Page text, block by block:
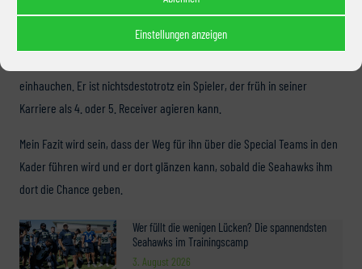
Einstellungen anzeigen
Wer füllt die wenigen Lücken? Die spannendsten
Seahawks im Trainingscamp
3. August 2026
Defensive Backs zu schlagen ist er kein prädestinierter Outside Receiver.
Seine Fähigkeiten, in kreativen Offenses zu agieren, können Teams, die
einhauchen. Er ist nichtsdestotrotz ein Spieler, der früh in seiner
Karriere als 4. oder 5. Receiver agieren kann.
Mein Fazit wird sein, dass der Weg für ihn über die Special Teams in den
Kader führen wird und er dort glänzen kann, sobald die Seahawks ihm
dort die Chance geben.